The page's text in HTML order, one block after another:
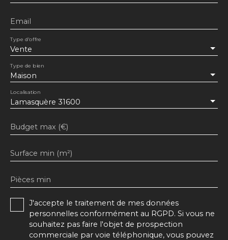
Email
Vente
Type d'offre
Maison
Type de bien
Lamasquère 31600
Localisation
Budget max (€)
Surface min (m²)
Pièces min
J'accepte le traitement de mes données
personnelles conformément au RGPD. Si vous ne
souhaitez pas faire l'objet de prospection
commerciale par voie téléphonique, vous pouvez